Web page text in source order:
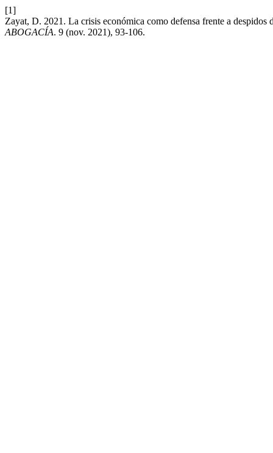
[1]
Zayat, D. 2021. La crisis económica como defensa frente a
ABOGACÍA. 9 (nov. 2021), 93-106.